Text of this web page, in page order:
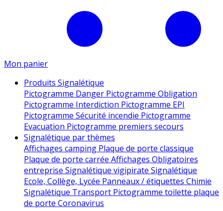
Mon panier
Produits Signalétique
Pictogramme Danger Pictogramme Obligation
Pictogramme Interdiction Pictogramme EPI
Pictogramme Sécurité incendie Pictogramme
Evacuation Pictogramme premiers secours
Signalétique par thèmes
Affichages camping Plaque de porte classique
Plaque de porte carrée Affichages Obligatoires
entreprise Signalétique vigipirate Signalétique
Ecole, Collège, Lycée Panneaux / étiquettes Chimie
Signalétique Transport Pictogramme toilette plaque
de porte Coronavirus